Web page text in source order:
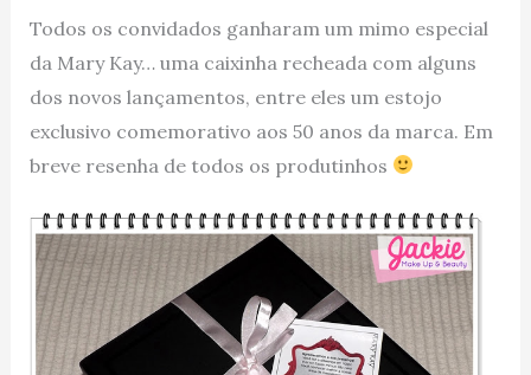
Todos os convidados ganharam um mimo especial
da Mary Kay… uma caixinha recheada com alguns
dos novos lançamentos, entre eles um estojo
exclusivo comemorativo aos 50 anos da marca. Em
breve resenha de todos os produtinhos